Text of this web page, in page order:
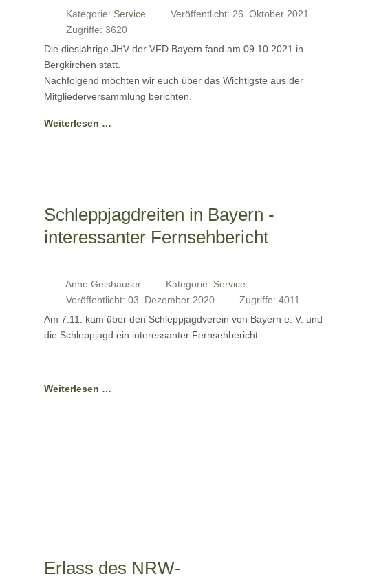
Kategorie: Service
Veröffentlicht: 26. Oktober 2021
Zugriffe: 3620
Die diesjährige JHV der VFD Bayern fand am 09.10.2021 in
Bergkirchen statt.
Nachfolgend möchten wir euch über das Wichtigste aus der
Mitgliederversammlung berichten.
Weiterlesen …
Schleppjagdreiten in Bayern -
interessanter Fernsehbericht
Anne Geishauser Kategorie: Service
Veröffentlicht: 03. Dezember 2020
Zugriffe: 4011
Am 7.11. kam über den Schleppjagdverein von Bayern e. V. und
die Schleppjagd ein interessanter Fernsehbericht.
Weiterlesen …
Erlass des NRW-